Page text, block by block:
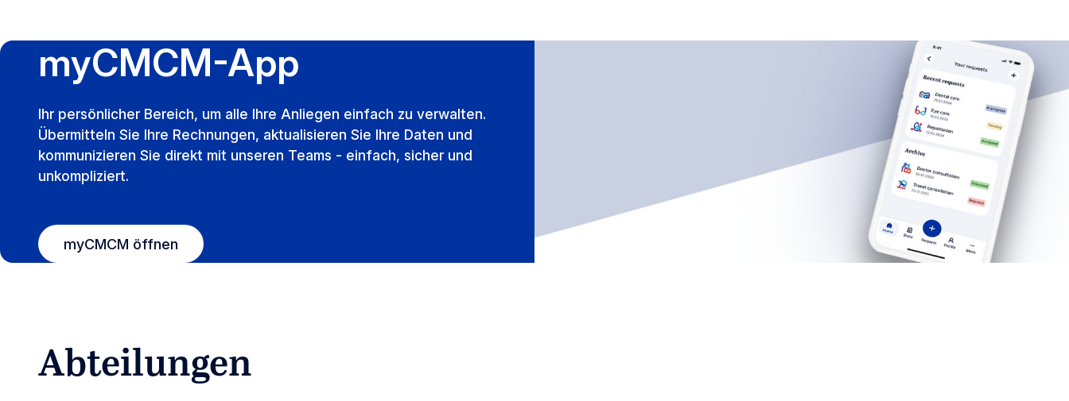
myCMCM-App
Ihr persönlicher Bereich, um alle Ihre Anliegen einfach zu verwalten.
Übermitteln Sie Ihre Rechnungen, aktualisieren Sie Ihre Daten und
kommunizieren Sie direkt mit unseren Teams - einfach, sicher und
unkompliziert.
myCMCM öffnen
Abteilungen